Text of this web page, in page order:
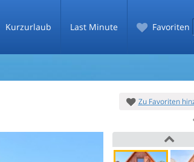
Kurzurlaub Last Minute Favoriten
Zu Favoriten